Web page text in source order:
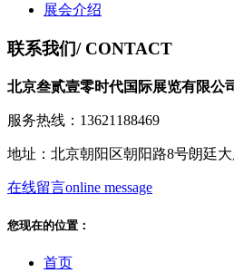
展会介绍
联系我们/ CONTACT
北京叁贰壹零时代国际展览有限公
服务热线：13621188469
地址：北京朝阳区朝阳路8号朗廷
在线留言online message
您现在的位置：
首页